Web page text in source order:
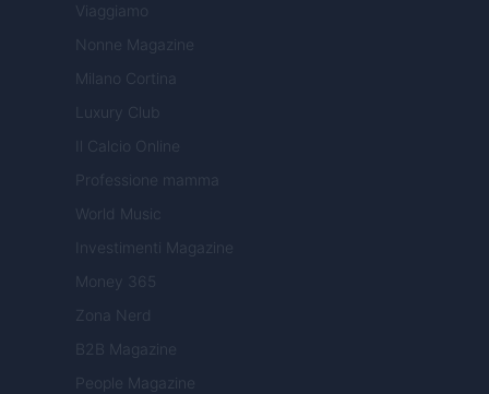
Viaggiamo
Nonne Magazine
Milano Cortina
Luxury Club
Il Calcio Online
Professione mamma
World Music
Investimenti Magazine
Money 365
Zona Nerd
B2B Magazine
People Magazine